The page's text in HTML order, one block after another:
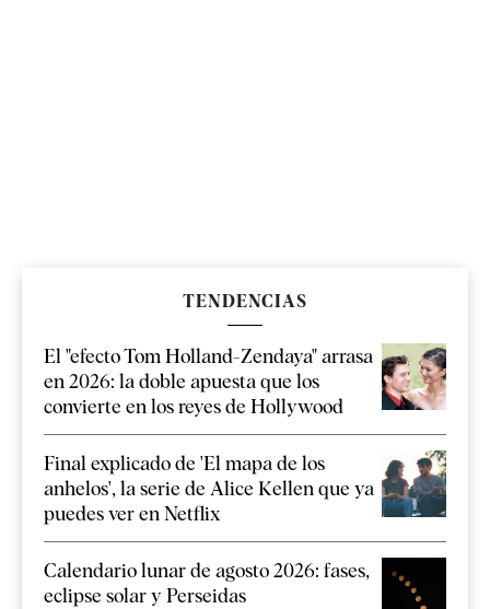
TENDENCIAS
El "efecto Tom Holland-Zendaya" arrasa
en 2026: la doble apuesta que los
convierte en los reyes de Hollywood
Final explicado de 'El mapa de los
anhelos', la serie de Alice Kellen que ya
puedes ver en Netflix
Calendario lunar de agosto 2026: fases,
eclipse solar y Perseidas